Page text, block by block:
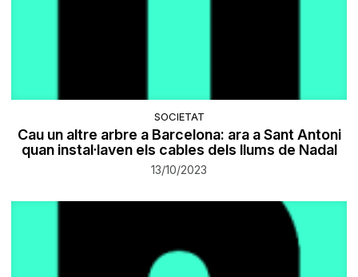
SOCIETAT
Cau un altre arbre a Barcelona: ara a Sant Antoni
quan instal·laven els cables dels llums de Nadal
13/10/2023